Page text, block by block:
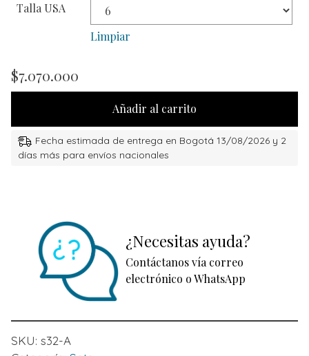
Talla USA
Limpiar
$7.070.000
Añadir al carrito
Fecha estimada de entrega en Bogotá 13/08/2026 y 2
días más para envíos nacionales
¿Necesitas ayuda?
Contáctanos vía correo
electrónico o WhatsApp
SKU: s32-A